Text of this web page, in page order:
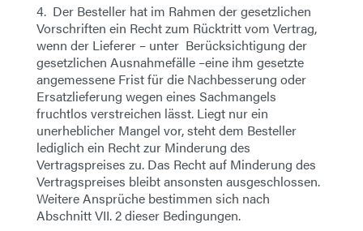
4. Der Besteller hat im Rahmen der gesetzlichen
Vorschriften ein Recht zum Rücktritt vom Vertrag,
wenn der Lieferer – unter Berücksichtigung der
gesetzlichen Ausnahmefälle –eine ihm gesetzte
angemessene Frist für die Nachbesserung oder
Ersatzlieferung wegen eines Sachmangels
fruchtlos verstreichen lässt. Liegt nur ein
unerheblicher Mangel vor, steht dem Besteller
lediglich ein Recht zur Minderung des
Vertragspreises zu. Das Recht auf Minderung des
Vertragspreises bleibt ansonsten ausgeschlossen.
Weitere Ansprüche bestimmen sich nach
Abschnitt VII. 2 dieser Bedingungen.